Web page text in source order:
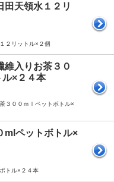
田天領水１２リ
２リットル×２個
維入りお茶３０
ル×２４本
３００ｍｌペットボトル×
mlペットボトル×
トル×２４本